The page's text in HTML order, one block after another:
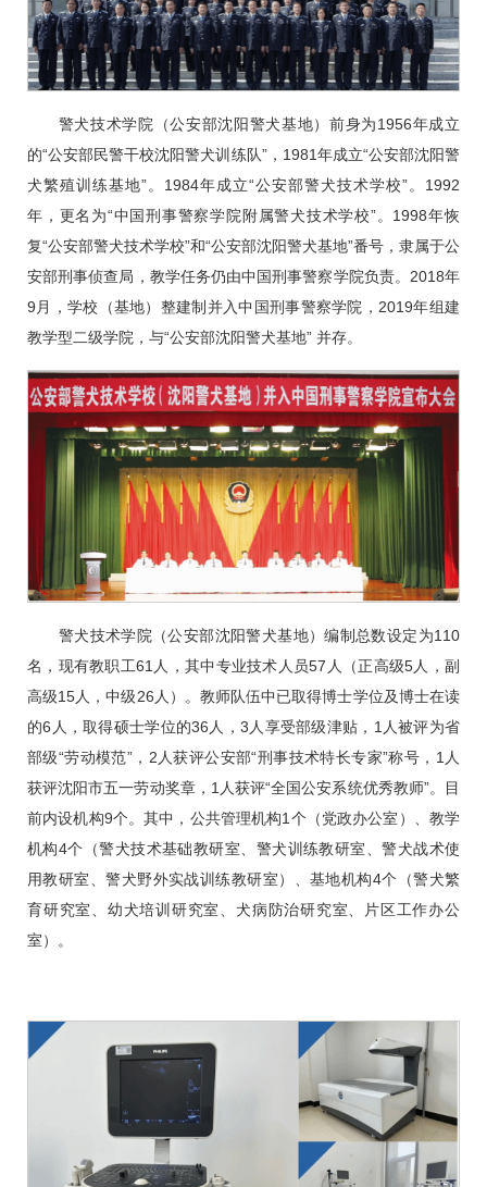
警犬技术学院（公安部沈阳警犬基地）前身为1956年成立
的“公安部民警干校沈阳警犬训练队”，1981年成立“公安部沈阳警
犬繁殖训练基地”。1984年成立“公安部警犬技术学校”。1992
年，更名为“中国刑事警察学院附属警犬技术学校”。1998年恢
复“公安部警犬技术学校”和“公安部沈阳警犬基地”番号，隶属于公
安部刑事侦查局，教学任务仍由中国刑事警察学院负责。2018年
9月，学校（基地）整建制并入中国刑事警察学院，2019年组建
教学型二级学院，与“公安部沈阳警犬基地” 并存。
警犬技术学院（公安部沈阳警犬基地）编制总数设定为110
名，现有教职工61人，其中专业技术人员57人（正高级5人，副
高级15人，中级26人）。教师队伍中已取得博士学位及博士在读
的6人，取得硕士学位的36人，3人享受部级津贴，1人被评为省
部级“劳动模范”，2人获评公安部“刑事技术特长专家”称号，1人
获评沈阳市五一劳动奖章，1人获评“全国公安系统优秀教师”。目
前内设机构9个。其中，公共管理机构1个（党政办公室）、教学
机构4个（警犬技术基础教研室、警犬训练教研室、警犬战术使
用教研室、警犬野外实战训练教研室）、基地机构4个（警犬繁
育研究室、幼犬培训研究室、犬病防治研究室、片区工作办公
室）。